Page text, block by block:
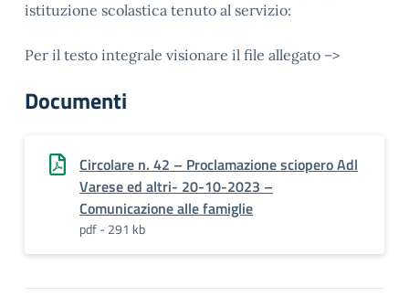
istituzione scolastica tenuto al servizio:
Per il testo integrale visionare il file allegato –>
Documenti
Circolare n. 42 – Proclamazione sciopero Adl
Varese ed altri- 20-10-2023 –
Comunicazione alle famiglie
pdf - 291 kb